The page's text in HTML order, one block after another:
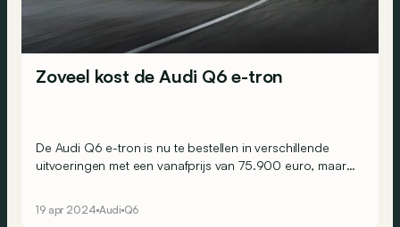
Zoveel kost de Audi Q6 e-tron
De Audi Q6 e-tron is nu te bestellen in verschillende
uitvoeringen met een vanafprijs van 75.900 euro, maar
19 apr 2024 Audi Q6